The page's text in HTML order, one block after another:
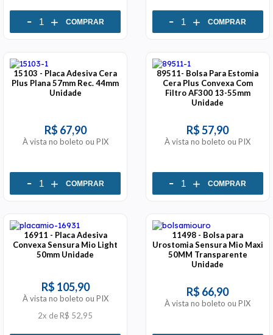
- + COMPRAR - + COMPRAR
15103 - Placa Adesiva Cera
Plus Plana 57mm Rec. 44mm
Unidade
R$ 67,90
À vista no boleto ou PIX
- + COMPRAR
89511- Bolsa Para Estomia
Cera Plus Convexa Com
Filtro AF300 13-55mm
Unidade
R$ 57,90
À vista no boleto ou PIX
- + COMPRAR
16911 - Placa Adesiva
Convexa Sensura Mio Light
50mm Unidade
R$ 105,90
À vista no boleto ou PIX
2x de R$ 52,95
11498 - Bolsa para
Urostomia Sensura Mio Maxi
50MM Transparente
Unidade
R$ 66,90
À vista no boleto ou PIX